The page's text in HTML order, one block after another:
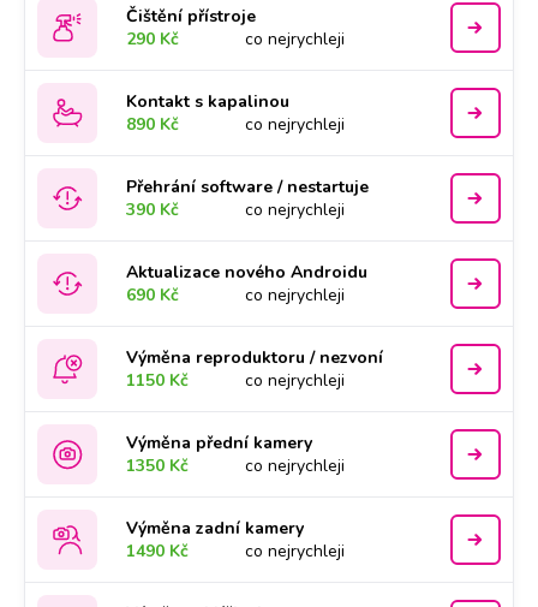
Čištění přístroje
290 Kč
co nejrychleji
Kontakt s kapalinou
890 Kč
co nejrychleji
Přehrání software / nestartuje
390 Kč
co nejrychleji
Aktualizace nového Androidu
690 Kč
co nejrychleji
Výměna reproduktoru / nezvoní
1150 Kč
co nejrychleji
Výměna přední kamery
1350 Kč
co nejrychleji
Výměna zadní kamery
1490 Kč
co nejrychleji